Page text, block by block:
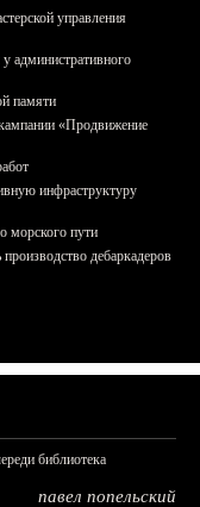
управления
административного
памяти
«Продвижение
инфраструктуру
морского пути
дебаркадеров
библиотека
павел попельский